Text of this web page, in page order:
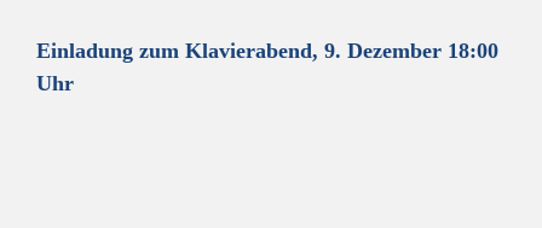
Einladung zum Klavierabend, 9. Dezember 18:00
Uhr